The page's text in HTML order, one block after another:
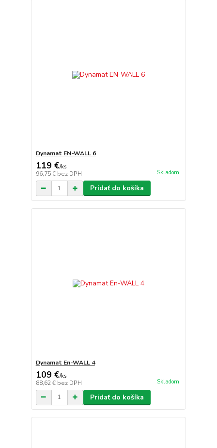
Dynamat EN-WALL 6
119 €/ks
96,75 € bez DPH Skladom
Pridať do košíka
Dynamat En-WALL 4
109 €/ks
88,62 € bez DPH Skladom
Pridať do košíka